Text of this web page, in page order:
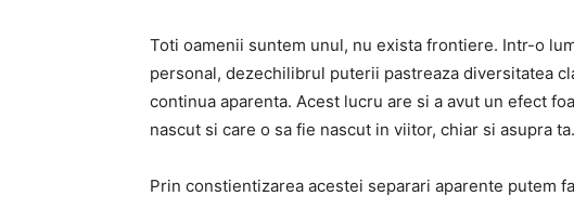
Toti oamenii suntem unul, nu exista frontiere. Intr-o
personal, dezechilibrul puterii pastreaza diversitatea
continua aparenta. Acest lucru are si a avut un efect
nascut si care o sa fie nascut in viitor, chiar si asupra ta.
Prin constientizarea acestei separari aparente putem